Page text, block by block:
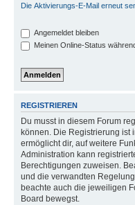
Die Aktivierungs-E-Mail erneut
Angemeldet bleiben
Meinen Online-Status
REGISTRIEREN
Du musst in diesem Forum
können. Die Registrierung ist
ermöglicht dir, auf weitere
Administration kann
Berechtigungen zuweisen.
und die verwandten
beachte auch die jeweiligen
Board bewegst.